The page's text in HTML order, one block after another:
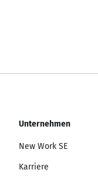
Unternehmen
New Work SE
Karriere